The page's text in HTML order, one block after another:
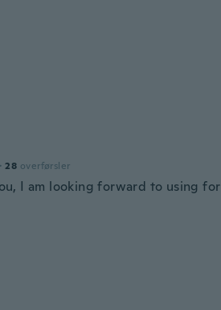
· 28 overførsler
I am looking forward to using